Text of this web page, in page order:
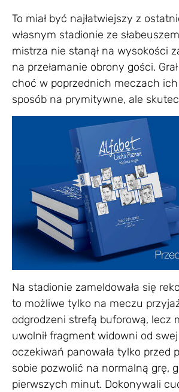
To miał być najłatwiejszy z
własnym stadionie ze
mistrza nie stanął na wysokości
na przełamanie obrony gości.
choć w poprzednich meczach ich
sposób na prymitywne, ale
Na stadionie zameldowała się
to możliwe tylko na meczu
odgrodzeni strefą buforową, lecz
uwolnił fragment widowni od
oczekiwań panowała tylko przed
sobie pozwolić na normalną grę,
pierwszych minut. Dokonywali